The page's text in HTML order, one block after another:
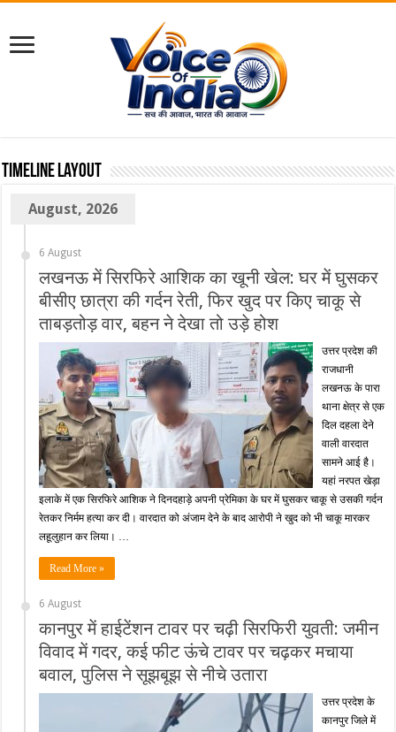
TimeLine Layout
August, 2026
6 August
लखनऊ में सिरफिरे आशिक का खूनी खेल: घर में घुसकर
बीसीए छात्रा की गर्दन रेती, फिर खुद पर किए चाकू से
ताबड़तोड़ वार, बहन ने देखा तो उड़े होश
उत्तर प्रदेश की
राजधानी
लखनऊ के पारा
थाना क्षेत्र से एक
दिल दहला देने
वाली वारदात
सामने आई है।
यहां नरपत खेड़ा
इलाके में एक सिरफिरे आशिक ने दिनदहाड़े अपनी प्रेमिका के घर में घुसकर चाकू से उसकी गर्दन
रेतकर निर्मम हत्या कर दी। वारदात को अंजाम देने के बाद आरोपी ने खुद को भी चाकू मारकर
लहूलुहान कर लिया। …
Read More »
6 August
कानपुर में हाईटेंशन टावर पर चढ़ी सिरफिरी युवती: जमीन
विवाद में गदर, कई फीट ऊंचे टावर पर चढ़कर मचाया
बवाल, पुलिस ने सूझबूझ से नीचे उतारा
उत्तर प्रदेश के
कानपुर जिले में